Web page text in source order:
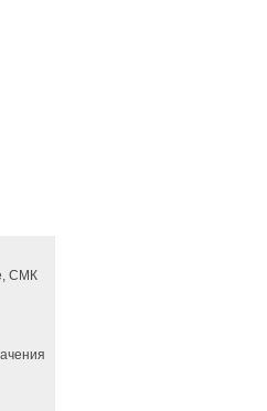
СМК